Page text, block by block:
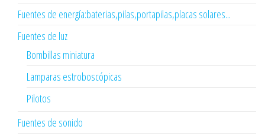
Fuentes de energía:baterias,pilas,portapilas,placas solares...
Fuentes de luz
Bombillas miniatura
Lamparas estroboscópicas
Pilotos
Fuentes de sonido